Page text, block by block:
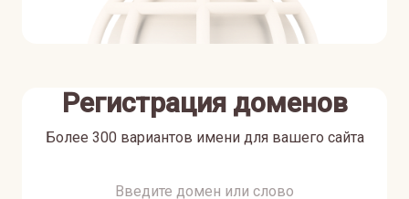
Регистрация доменов
Более 300 вариантов имени для вашего сайта